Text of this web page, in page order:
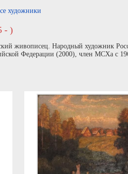
художники
- )
живописец. Народный художник
Федерации (2000), член МСХа с